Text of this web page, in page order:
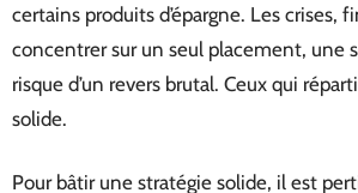
certains produits d’épargne. Les
concentrer sur un seul placement, une
risque d’un revers brutal. Ceux qui
solide.
Pour bâtir une stratégie solide, il est